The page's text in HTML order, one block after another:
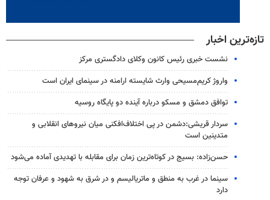
تازه‌ترین اخبار
نشست خبری رئیس کانون وکلای دادگستری مرکز
واروژ کریم‌مسیحی وارث شایسته ارامنه در سینمای ایران است
توافق دمشق و مسکو درباره آینده دو پایگاه روسیه
سردار قریشی:دشمن در پی اختلاف‌افکنی میان نیروهای انقلابی و
متدینین است
حسن‌زاده: بسیج در کوتاه‌ترین زمان برای مقابله با تهدیدی آماده می‌شود
سینما در غرب به منطق و ماتریالیسم و در شرق به شهود و عرفان توجه
دارد